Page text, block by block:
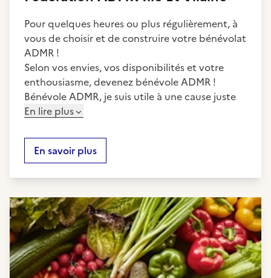
Pour quelques heures ou plus régulièrement, à
vous de choisir et de construire votre bénévolat
ADMR !
Selon vos envies, vos disponibilités et votre
enthousiasme, devenez bénévole ADMR !
Bénévole ADMR, je suis utile à une cause juste
En lire plus
En savoir plus